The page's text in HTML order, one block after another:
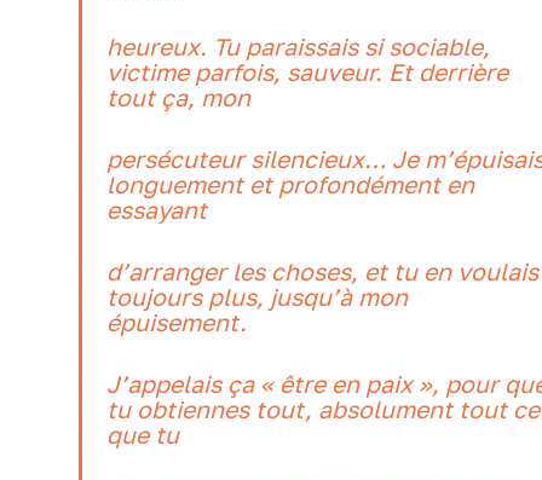
heureux. Tu paraissais si sociable,
victime parfois, sauveur. Et derrière
tout ça, mon
persécuteur silencieux… Je
longuement et profondément en
essayant
d’arranger les choses, et tu en voulais
toujours plus, jusqu’à mon
épuisement.
J’appelais ça « être en paix », pour
tu obtiennes tout, absolument tout ce
que tu